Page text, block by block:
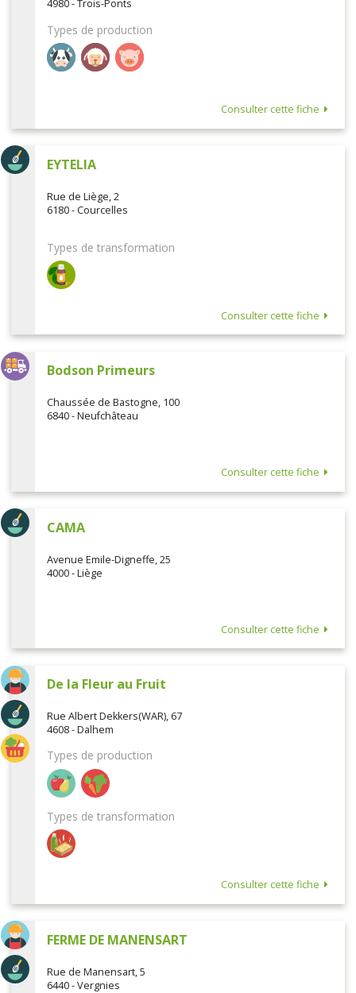
4980 - Trois-Ponts
Types de production
Consulter cette fiche
EYTELIA
Rue de Liège, 2
6180 - Courcelles
Types de transformation
Consulter cette fiche
Bodson Primeurs
Chaussée de Bastogne, 100
6840 - Neufchâteau
Consulter cette fiche
CAMA
Avenue Emile-Digneffe, 25
4000 - Liège
Consulter cette fiche
De la Fleur au Fruit
Rue Albert Dekkers(WAR), 67
4608 - Dalhem
Types de production
Types de transformation
Consulter cette fiche
FERME DE MANENSART
Rue de Manensart, 5
6440 - Vergnies